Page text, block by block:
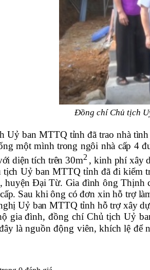
Đồng chí Chủ tịch
Uỷ ban MTTQ tỉnh đã trao nhà
một mình trong ngôi nhà cấp 4
diện tích trên 30m2 , kinh phí xây
Uỷ ban MTTQ tỉnh đã đi kiểm
Đại Từ. Gia đình ông Thịnh
Sau khi ông có đơn xin hỗ trợ
Uỷ ban MTTQ tỉnh hỗ trợ xây
gia đình, đồng chí Chủ tịch Uỷ
là nguồn động viên, khích lệ để